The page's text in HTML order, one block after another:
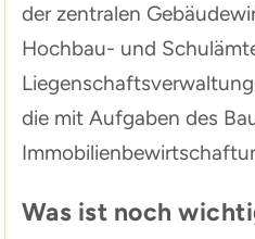
der zentralen
Hochbau- und
die mit Aufgaben des
Was ist noch